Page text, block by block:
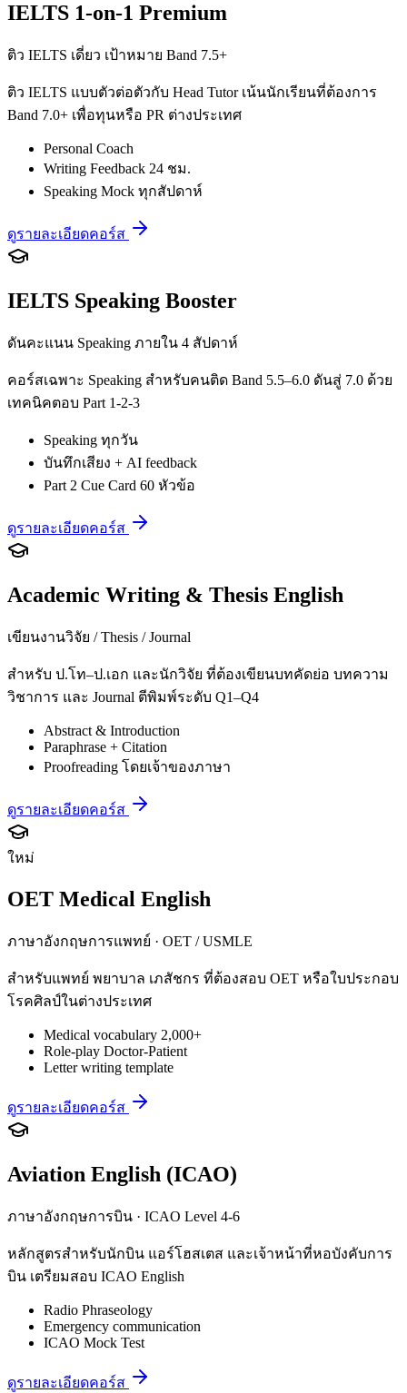
IELTS 1-on-1 Premium
ติว IELTS เดี่ยว เป้าหมาย Band 7.5+
ติว IELTS แบบตัวต่อตัวกับ Head Tutor เน้นนักเรียนที่ต้องการ
Band 7.0+ เพื่อทุนหรือ PR ต่างประเทศ
Personal Coach
Writing Feedback 24 ชม.
Speaking Mock ทุกสัปดาห์
ดูรายละเอียดคอร์ส
IELTS Speaking Booster
ดันคะแนน Speaking ภายใน 4 สัปดาห์
คอร์สเฉพาะ Speaking สำหรับคนติด Band 5.5–6.0 ดันสู่ 7.0 ด้วย
เทคนิคตอบ Part 1-2-3
Speaking ทุกวัน
บันทึกเสียง + AI feedback
Part 2 Cue Card 60 หัวข้อ
ดูรายละเอียดคอร์ส
Academic Writing & Thesis English
เขียนงานวิจัย / Thesis / Journal
สำหรับ ป.โท–ป.เอก และนักวิจัย ที่ต้องเขียนบทคัดย่อ บทความ
วิชาการ และ Journal ตีพิมพ์ระดับ Q1–Q4
Abstract & Introduction
Paraphrase + Citation
Proofreading โดยเจ้าของภาษา
ดูรายละเอียดคอร์ส
ใหม่
OET Medical English
ภาษาอังกฤษการแพทย์ · OET / USMLE
สำหรับแพทย์ พยาบาล เภสัชกร ที่ต้องสอบ OET หรือใบประกอบ
โรคศิลป์ในต่างประเทศ
Medical vocabulary 2,000+
Role-play Doctor-Patient
Letter writing template
ดูรายละเอียดคอร์ส
Aviation English (ICAO)
ภาษาอังกฤษการบิน · ICAO Level 4-6
หลักสูตรสำหรับนักบิน แอร์โฮสเตส และเจ้าหน้าที่หอบังคับการ
บิน เตรียมสอบ ICAO English
Radio Phraseology
Emergency communication
ICAO Mock Test
ดูรายละเอียดคอร์ส